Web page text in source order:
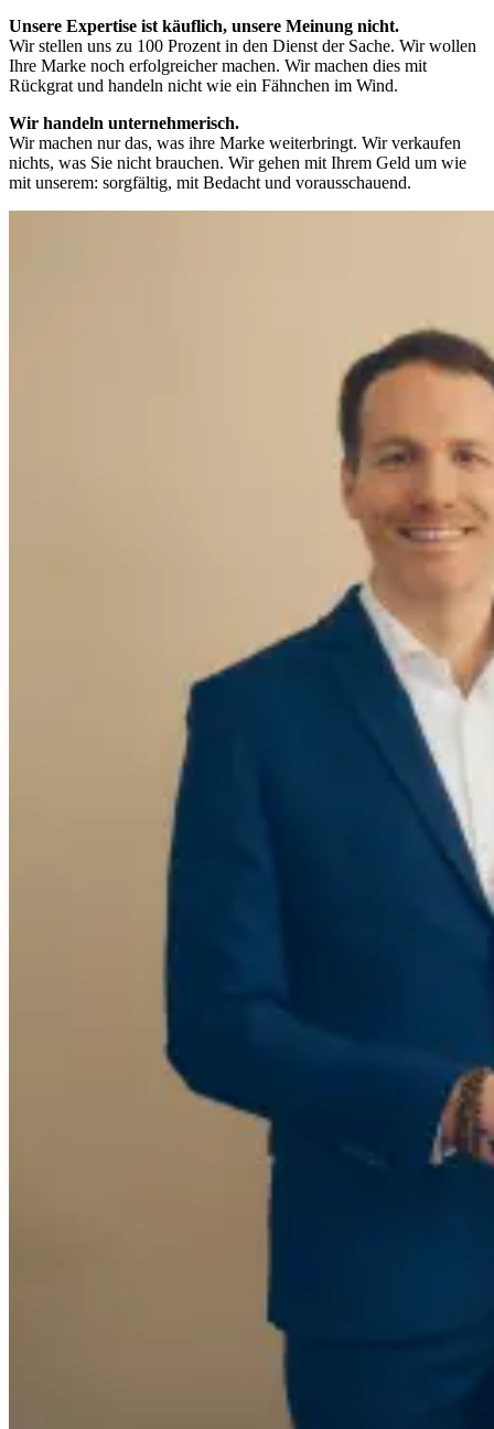
Unsere Expertise ist käuflich, unsere Meinung nicht.
Wir stellen uns zu 100 Prozent in den Dienst der Sache. Wir wollen
Ihre Marke noch erfolgreicher machen. Wir machen dies mit
Rückgrat und handeln nicht wie ein Fähnchen im Wind.
Wir handeln unternehmerisch.
Wir machen nur das, was ihre Marke weiterbringt. Wir verkaufen
nichts, was Sie nicht brauchen. Wir gehen mit Ihrem Geld um wie
mit unserem: sorgfältig, mit Bedacht und vorausschauend.